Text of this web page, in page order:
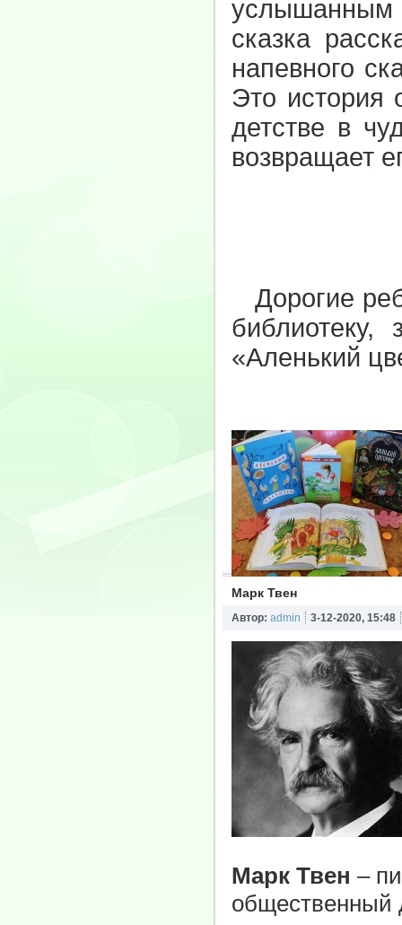
услышанным
сказка
напевного
Это история
детстве в
возвращает
Дорогие
«Аленький
Марк Твен
Автор: admin 3-12-2020, 15:48
Марк Твен –
общественный